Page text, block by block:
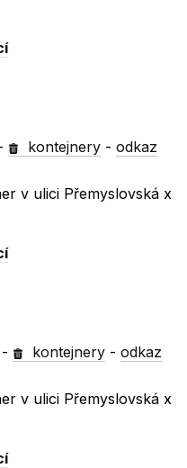
kontejnery -odkaz
v ulici Přemyslovská x
- kontejnery -odkaz
v ulici Přemyslovská x